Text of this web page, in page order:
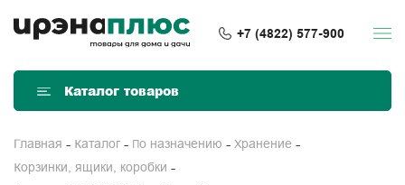
+7 (4822) 577-900
Каталог товаров
Главная Каталог По назначению Хранение
Корзинки, ящики, коробки